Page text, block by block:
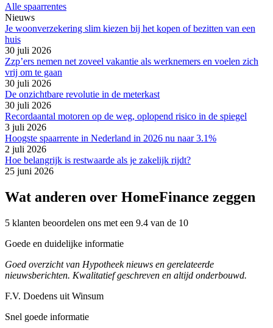
Alle spaarrentes
Nieuws
Je woonverzekering slim kiezen bij het kopen of bezitten van een
huis
30 juli 2026
Zzp’ers nemen net zoveel vakantie als werknemers en voelen zich
vrij om te gaan
30 juli 2026
De onzichtbare revolutie in de meterkast
30 juli 2026
Recordaantal motoren op de weg, oplopend risico in de spiegel
3 juli 2026
Hoogste spaarrente in Nederland in 2026 nu naar 3.1%
2 juli 2026
Hoe belangrijk is restwaarde als je zakelijk rijdt?
25 juni 2026
Wat anderen over HomeFinance zeggen
5 klanten beoordelen ons met een 9.4 van de 10
Goede en duidelijke informatie
Goed overzicht van Hypotheek nieuws en gerelateerde
nieuwsberichten. Kwalitatief geschreven en altijd onderbouwd.
F.V. Doedens uit Winsum
Snel goede informatie